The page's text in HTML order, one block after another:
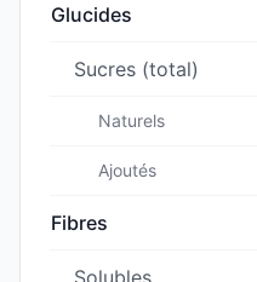
Glucides
Sucres (total)
Naturels
Ajoutés
Fibres
Solubles